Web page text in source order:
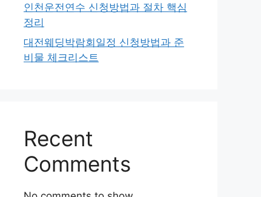
인천운전연수 신청방법과 절차 핵심
정리
대전웨딩박람회일정 신청방법과 준
비물 체크리스트
Recent
Comments